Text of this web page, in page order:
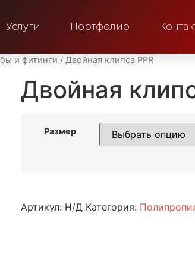
Услуги Портфолио
и фитинги / Двойная клипса PPR
Двойная
Размер
Артикул: Н/Д Категория: